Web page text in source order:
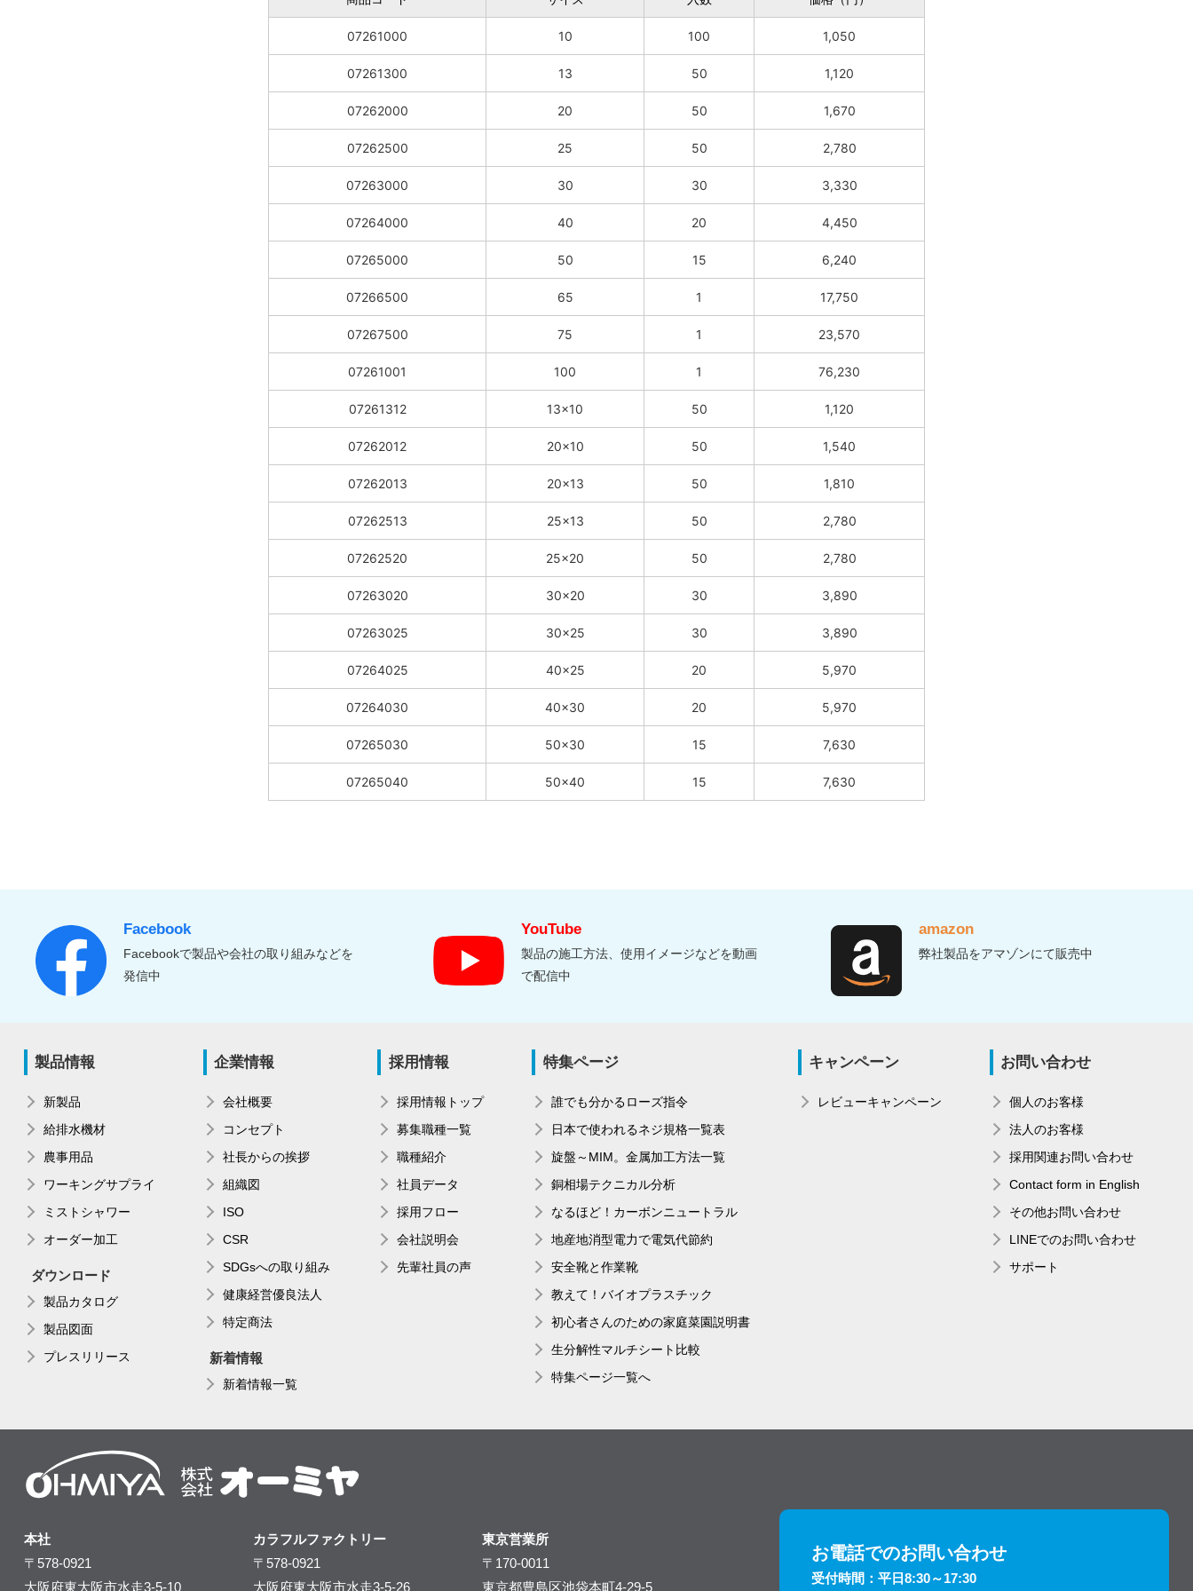
07261000 10 100 1,050
07261300 13 50 1,120
07262000 20 50 1,670
07262500 25 50 2,780
07263000 30 30 3,330
07264000 40 20 4,450
07265000 50 15 6,240
07266500 65 1 17,750
07267500 75 1 23,570
07261001 100 1 76,230
07261312 13×10 50 1,120
07262012 20×10 50 1,540
07262013 20×13 50 1,810
07262513 25×13 50 2,780
07262520 25×20 50 2,780
07263020 30×20 30 3,890
07263025 30×25 30 3,890
07264025 40×25 20 5,970
07264030 40×30 20 5,970
07265030 50×30 15 7,630
07265040 50×40 15 7,630
Facebook
Facebookで製品や会社の取り組みなどを
発信中
YouTube
製品の施工方法、使用イメージなどを動画
で配信中
amazon
弊社製品をアマゾンにて販売中
製品情報
新製品
給排水機材
農事用品
ワーキングサプライ
ミストシャワー
オーダー加工
ダウンロード
製品カタログ
製品図面
プレスリリース
企業情報
会社概要
コンセプト
社長からの挨拶
組織図
ISO
CSR
SDGsへの取り組み
健康経営優良法人
特定商法
新着情報
新着情報一覧
採用情報
採用情報トップ
募集職種一覧
職種紹介
社員データ
採用フロー
会社説明会
先輩社員の声
特集ページ
誰でも分かるローズ指令
日本で使われるネジ規格一覧表
旋盤～MIM。金属加工方法一覧
銅相場テクニカル分析
なるほど！カーボンニュートラル
地産地消型電力で電気代節約
安全靴と作業靴
教えて！バイオプラスチック
初心者さんのための家庭菜園説明書
生分解性マルチシート比較
特集ページ一覧へ
キャンペーン
レビューキャンペーン
お問い合わせ
個人のお客様
法人のお客様
採用関連お問い合わせ
Contact form in English
その他お問い合わせ
LINEでのお問い合わせ
サポート
本社
〒578-0921
大阪府東大阪市水走3-5-10
カラフルファクトリー
〒578-0921
大阪府東大阪市水走3-5-26
東京営業所
〒170-0011
東京都豊島区池袋本町4-29-5
お電話でのお問い合わせ
受付時間：平日8:30～17:30